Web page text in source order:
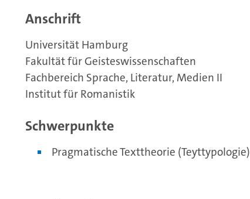
Anschrift
Universität Hamburg
Fakultät für Geisteswissenschaften
Fachbereich Sprache, Literatur, Medien II
Institut für Romanistik
Schwerpunkte
Pragmatische Texttheorie (Teyttypologie)